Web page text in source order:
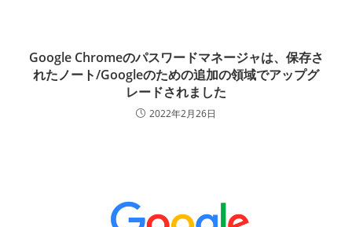
Google Chromeのパスワードマネージャは、保存さ
れたノート/Googleのための追加の領域でアップグ
レードされました
2022年2月26日